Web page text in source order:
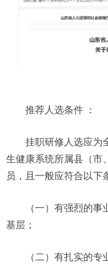
推荐人选条件 ：
挂职研修人选应为
生健康系统所属县（市
员，且一般应符合以下
（一）有强烈的
基层；
（二）有扎实的专